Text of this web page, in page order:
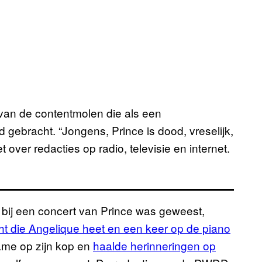
de contentmolen die als een
“Jongens, Prince is dood, vreselijk,
over redacties op radio, televisie en internet.
een concert van Prince was geweest,
die Angelique heet en een keer op de piano
op zijn kop en haalde herinneringen op